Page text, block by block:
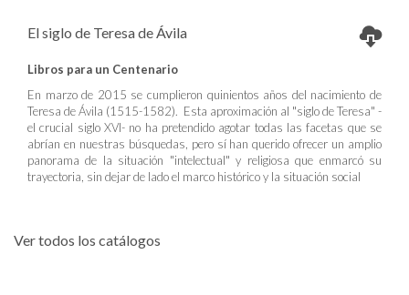
El siglo de Teresa de Ávila
Libros para un Centenario
En marzo de 2015 se cumplieron quinientos años del nacimiento de
Teresa de Ávila (1515-1582). Esta aproximación al "siglo de Teresa" -
el crucial siglo XVI- no ha pretendido agotar todas las facetas que se
abrían en nuestras búsquedas, pero sí han querido ofrecer un amplio
panorama de la situación "intelectual" y religiosa que enmarcó su
trayectoria, sin dejar de lado el marco histórico y la situación social
Ver todos los catálogos